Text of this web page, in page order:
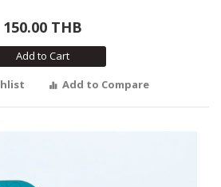
150.00 THB
Add to Cart
Add to Compare